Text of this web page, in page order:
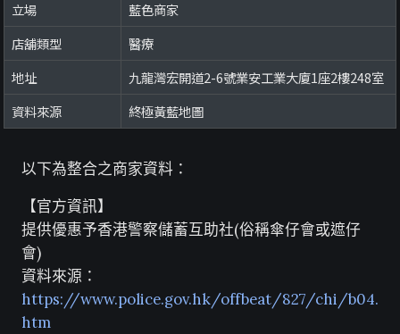
立場
藍色商家
店舖類型
醫療
地址
九龍灣宏開道2-6號業安工業大廈1座2樓248室
資料來源
終極黃藍地圖
以下為整合之商家資料：
【官方資訊】
提供優惠予香港警察儲蓄互助社(俗稱傘仔會或遮仔
會)
資料來源：
https://www.police.gov.hk/offbeat/827/chi/b04.
htm